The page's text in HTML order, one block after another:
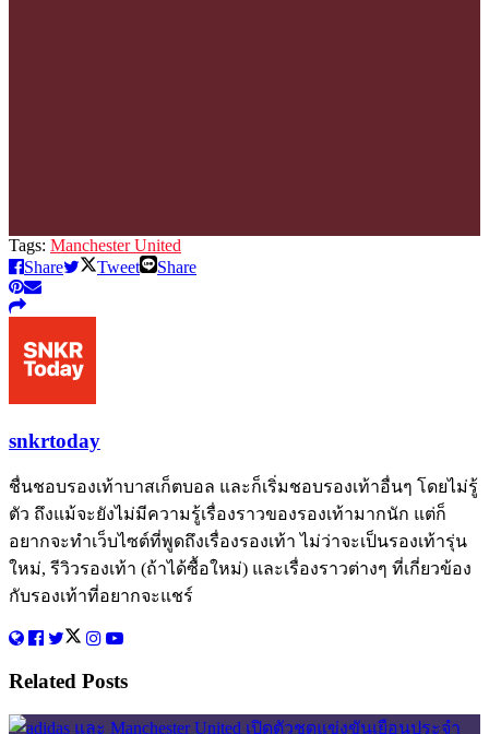
Tags: Manchester United
Share
Tweet Share
snkrtoday
ชื่นชอบรองเท้าบาสเก็ตบอล และก็เริ่มชอบรองเท้าอื่นๆ โดยไม่รู้
ตัว ถึงแม้จะยังไม่มีความรู้เรื่องราวของรองเท้ามากนัก แต่ก็
อยากจะทำเว็บไซต์ที่พูดถึงเรื่องรองเท้า ไม่ว่าจะเป็นรองเท้ารุ่น
ใหม่, รีวิวรองเท้า (ถ้าได้ซื้อใหม่) และเรื่องราวต่างๆ ที่เกี่ยวข้อง
กับรองเท้าที่อยากจะแชร์
Related Posts